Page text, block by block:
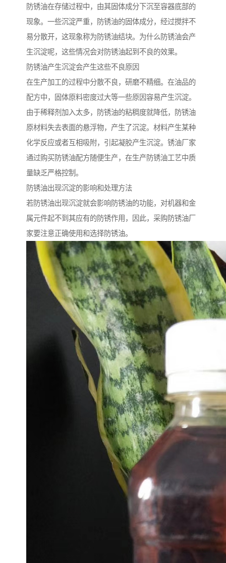
防锈油在存储过程中，由其固体成分下沉至容器底部的
现象。一些沉淀严重，防锈油的固体成分，经过搅拌不
易分散开，这现象称为防锈油结块。为什么防锈油会产
生沉淀呢，这些情况会对防锈油起到不良的效果。
防锈油产生沉淀会产生这些不良原因
在生产加工的过程中分散不良，研磨不精细。在油品的
配方中，固体原料密度过大等一些原因容易产生沉淀。
由于稀释剂加入太多，防锈油的粘稠度就降低，防锈油
原材料失去表面的悬浮物，产生了沉淀。材料产生某种
化学反应或者互相吸附，引起凝胶产生沉淀。锈油厂家
通过购买防锈油配方随便生产，在生产防锈油工艺中质
量缺乏严格控制。
防锈油出现沉淀的影响和处理方法
若防锈油出现沉淀就会影响防锈油的功能，对机器和金
属元件起不到其应有的防锈作用，因此，采购防锈油厂
家要注意正确使用和选择防锈油。